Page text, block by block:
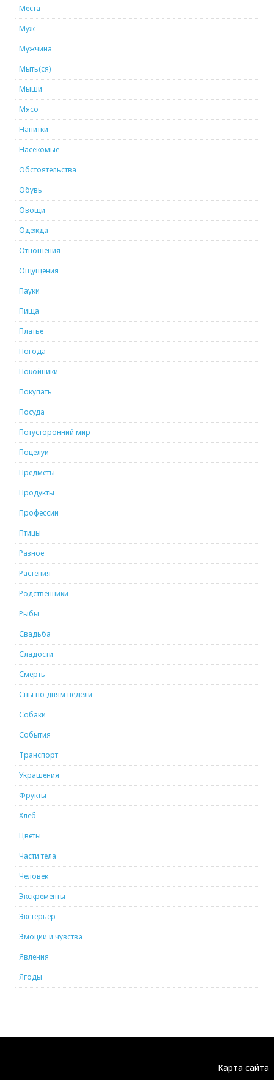
Места
Муж
Мужчина
Мыть(ся)
Мыши
Мясо
Напитки
Насекомые
Обстоятельства
Обувь
Овощи
Одежда
Отношения
Ощущения
Пауки
Пища
Платье
Погода
Покойники
Покупать
Посуда
Потусторонний мир
Поцелуи
Предметы
Продукты
Профессии
Птицы
Разное
Растения
Родственники
Рыбы
Свадьба
Сладости
Смерть
Сны по дням недели
Собаки
События
Транспорт
Украшения
Фрукты
Хлеб
Цветы
Части тела
Человек
Экскременты
Экстерьер
Эмоции и чувства
Явления
Ягоды
Карта сайта